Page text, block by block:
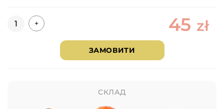
Кількість
+ 45 zł
ЗАМОВИТИ
СКЛАД